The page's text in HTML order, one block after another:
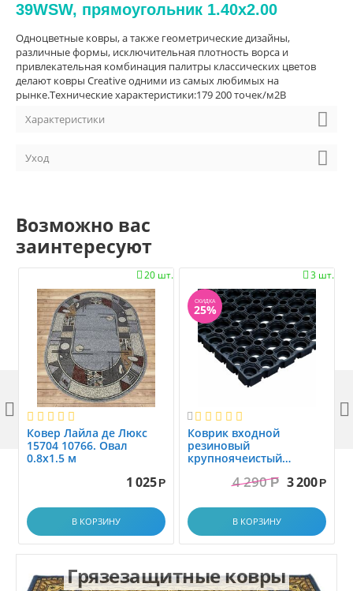
39WSW, прямоугольник 1.40x2.00
Одноцветные ковры, а также геометрические дизайны,
различные формы, исключительная плотность ворса и
привлекательная комбинация палитры классических цветов
делают ковры Creative одними из самых любимых на
рынке.Технические характеристики:179 200 точек/м2В
Характеристики
Уход
Возможно вас
заинтересуют
20 шт.

Ковер Лайла де Люкс
15704 10766. Овал
0.8x1.5 м
1 025 Р
В КОРЗИНУ
3 шт.

СКИДКА
25%

Коврик вxодной
резиновый
крупноячеистый
1.0x1.5 м4 290 Р 3 200 Р
В КОРЗИНУ
 
Грязезащитные ковры